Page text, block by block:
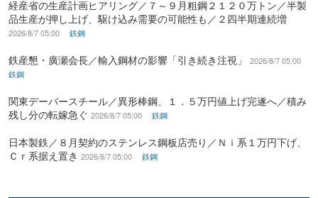
経産省の生産計画ヒアリング／７～９月粗鋼２１２０万トン／半製
品生産が押し上げ、駆け込み需要の可能性も／２四半期連続増
2026/8/7 05:00 鉄鋼
鉄産懇・廣瀬会長／輸入鋼材の影響「引き続き注視」
2026/8/7 05:00
鉄鋼
関東デーバースチール／異形棒鋼、１．５万円値上げ完遂へ／積み
残し分の転嫁急ぐ 2026/8/7 05:00 鉄鋼
日本製鉄／８月契約のステンレス鋼板店売り／Ｎｉ系１万円下げ、
Ｃｒ系据え置き 2026/8/7 05:00 鉄鋼